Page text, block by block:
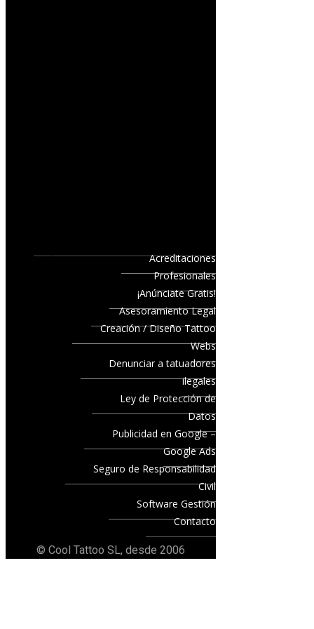
Acreditaciones
Profesionales
¡Anúnciate Gratis!
Asesoramiento Legal
Creación / Diseño Tattoo
Webs
Denunciar a tatuadores
ilegales
Ley de Protección de
Datos
Publicidad en Google –
Google Ads
Seguro de Responsabilidad
Civil
Software Gestión
Contacto
© Cool Tattoo SL, desde 2006